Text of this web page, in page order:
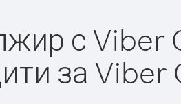
с Viber
за